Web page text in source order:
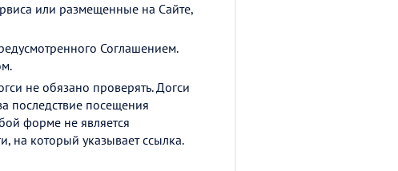
или размещенные на Сайте,
Соглашением.
не обязано проверять. Догси
последствие посещения
форме не является
на который указывает ссылка.